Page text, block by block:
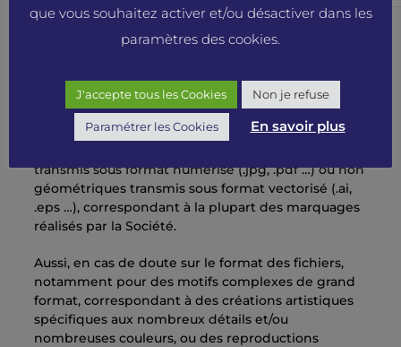
4.2. Tarifs et délais particuliers pour les
marquages par impression
Le prix des marquages par impression figurant sur
le catalogue de la Société ou sur les Sites ne sont
transmis sous format numérisé (.jpg, .pdf …) ou non
géométriques transmis sous format vectorisé (.ai,
.eps …), correspondant à la plupart des marquages
réalisés par la Société.
Aussi, en cas de doute sur le format des fichiers,
notamment pour des motifs complexes de grand
format, correspondant à des créations artistiques
spécifiques aux nombreux détails et/ou
nombreuses couleurs, ou des reproductions
que vous souhaitez activer et/ou désactiver dans les
paramètres des cookies.
J'accepte tous les Cookies Non je refuse
Paramétrer les Cookies En savoir plus